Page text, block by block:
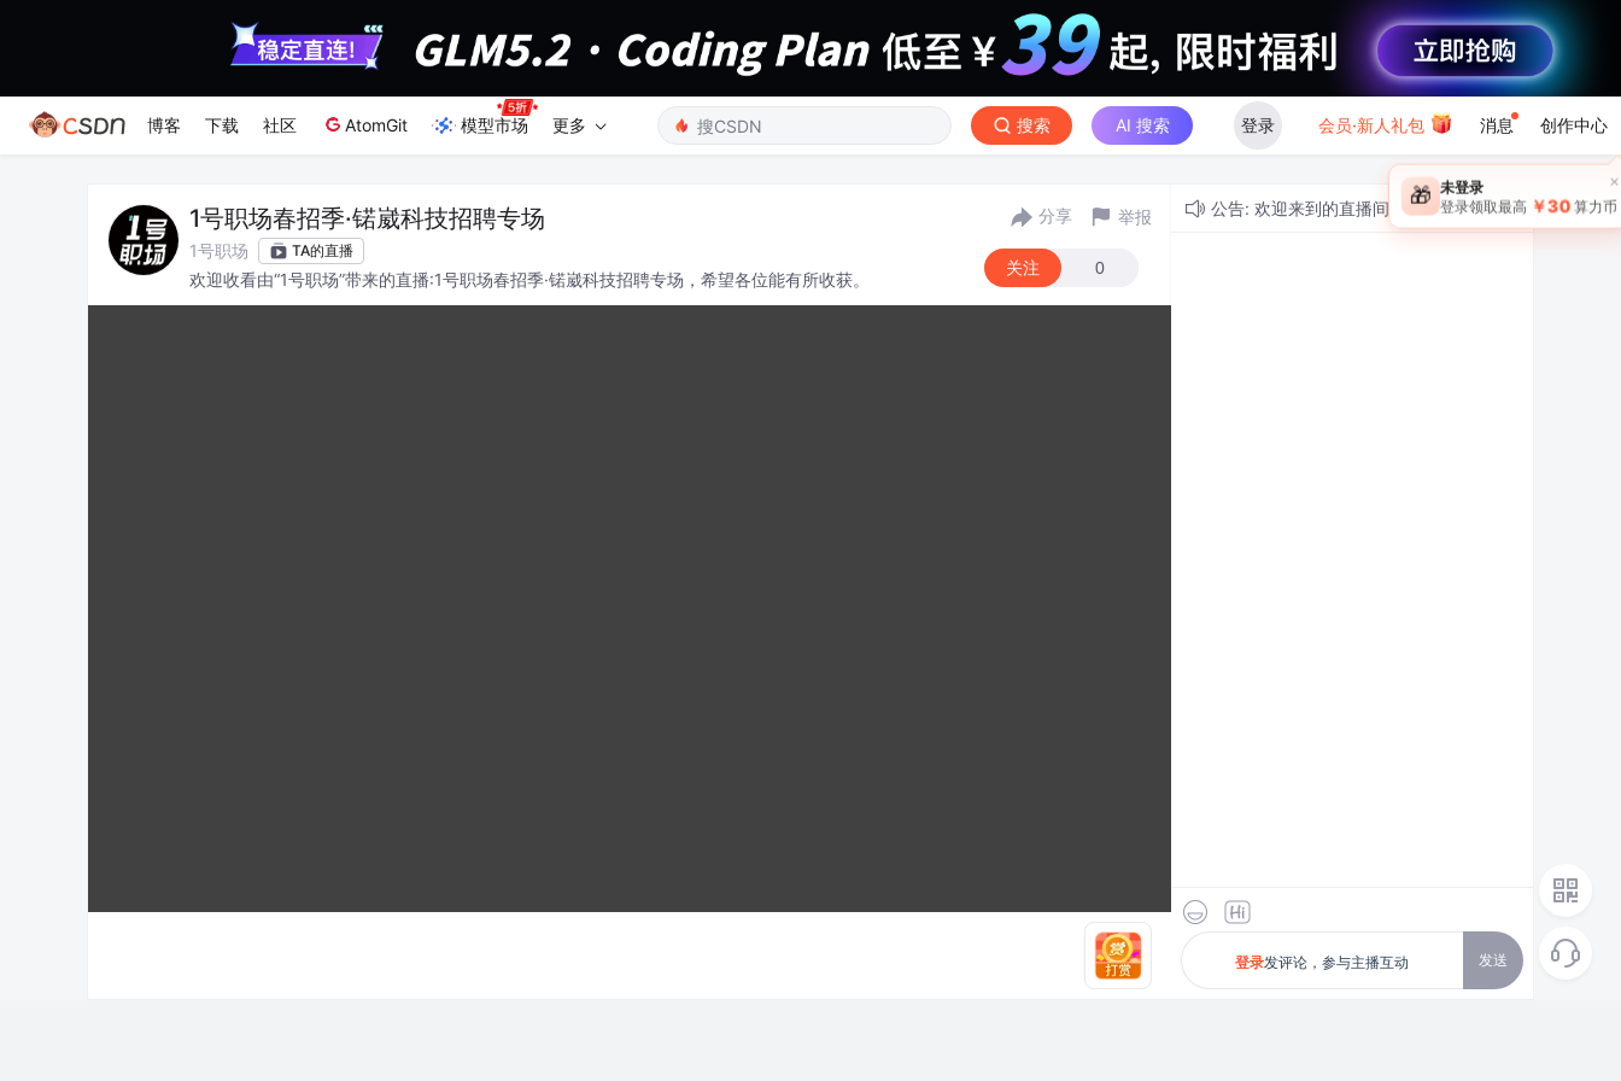
博客 下载 社区 AtomGit 模型市场 更多 搜索 AI 搜索 登录 会员·新人礼包 消息 创作中心
×
🎁 未登录
登录领取最高 ￥30算力币
1号职场春招季·锘崴科技招聘专场
1号职场 TA的直播
欢迎收看由“1号职场”带来的直播:1号职场春招季·锘崴科技招聘专场，希望各位能有所收获。
分享 举报
关注 0
公告: 欢迎来到的直播间！
发送
登录发评论，参与主播互动